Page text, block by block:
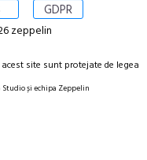
GDPR
zeppelin
site sunt protejate de legea
și echipa Zeppelin